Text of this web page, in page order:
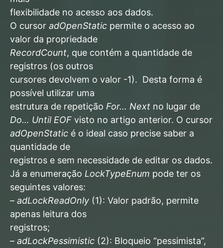
flexibilidade no acesso aos dados.
O cursor adOpenStatic permite o acesso ao
valor da propriedade
RecordCount, que contém a quantidade de
registros (os outros
cursores devolvem o valor -1). Desta forma é
possível utilizar uma
estrutura de repetição For… Next no lugar de
Do… Until EOF visto no artigo anterior. O cursor
adOpenStatic é o ideal caso precise saber a
quantidade de
registros e sem necessidade de editar os dados.
Já a enumeração LockTypeEnum pode ter os
seguintes valores:
– adLockReadOnly (1): Valor padrão, permite
apenas leitura dos
registros;
– adLockPessimistic (2): Bloqueio “pessimista”,